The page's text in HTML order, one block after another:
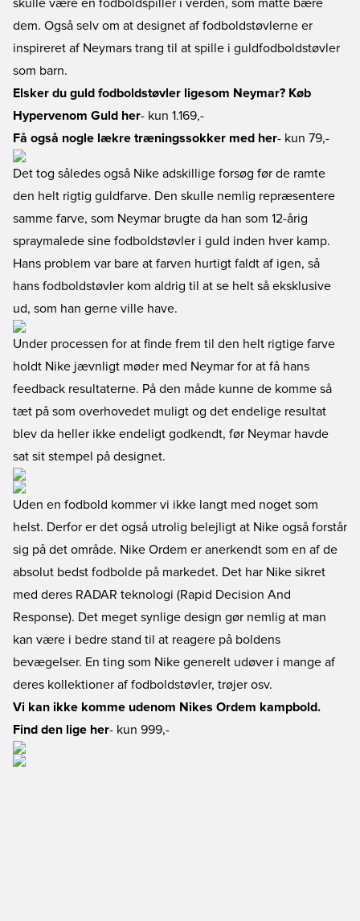
skulle være én fodboldspiller i verden, som måtte bære
dem. Også selv om at designet af fodboldstøvlerne er
inspireret af Neymars trang til at spille i guldfodboldstøvler
som barn.
Elsker du guld fodboldstøvler ligesom Neymar? Køb
Hypervenom Guld her- kun 1.169,-
Få også nogle lækre træningssokker med her- kun 79,-
Det tog således også Nike adskillige forsøg før de ramte
den helt rigtig guldfarve. Den skulle nemlig repræsentere
samme farve, som Neymar brugte da han som 12-årig
spraymalede sine fodboldstøvler i guld inden hver kamp.
Hans problem var bare at farven hurtigt faldt af igen, så
hans fodboldstøvler kom aldrig til at se helt så eksklusive
ud, som han gerne ville have.
Under processen for at finde frem til den helt rigtige farve
holdt Nike jævnligt møder med Neymar for at få hans
feedback resultaterne. På den måde kunne de komme så
tæt på som overhovedet muligt og det endelige resultat
blev da heller ikke endeligt godkendt, før Neymar havde
sat sit stempel på designet.
Uden en fodbold kommer vi ikke langt med noget som
helst. Derfor er det også utrolig belejligt at Nike også forstår
sig på det område. Nike Ordem er anerkendt som en af de
absolut bedst fodbolde på markedet. Det har Nike sikret
med deres RADAR teknologi (Rapid Decision And
Response). Det meget synlige design gør nemlig at man
kan være i bedre stand til at reagere på boldens
bevægelser. En ting som Nike generelt udøver i mange af
deres kollektioner af fodboldstøvler, trøjer osv.
Vi kan ikke komme udenom Nikes Ordem kampbold.
Find den lige her- kun 999,-